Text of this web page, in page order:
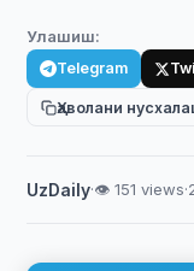
Улашиш:
Telegram
Ҳаволани
UzDaily·👁 151 views·